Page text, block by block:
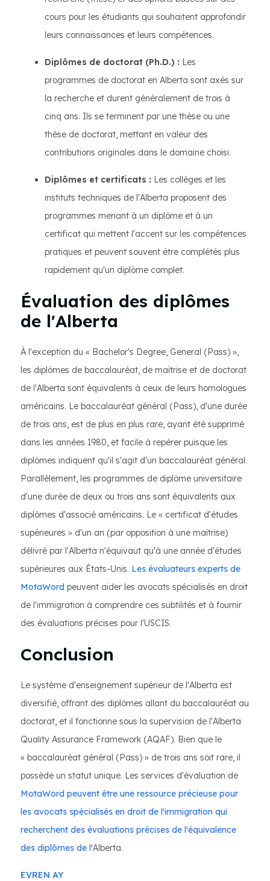
cours pour les étudiants qui souhaitent approfondir
leurs connaissances et leurs compétences.
Diplômes de doctorat (Ph.D.) : Les
programmes de doctorat en Alberta sont axés sur
la recherche et durent généralement de trois à
cinq ans. Ils se terminent par une thèse ou une
thèse de doctorat, mettant en valeur des
contributions originales dans le domaine choisi.
Diplômes et certificats : Les collèges et les
instituts techniques de l'Alberta proposent des
programmes menant à un diplôme et à un
certificat qui mettent l'accent sur les compétences
pratiques et peuvent souvent être complétés plus
rapidement qu'un diplôme complet.
Évaluation des diplômes
de l'Alberta
À l'exception du « Bachelor's Degree, General (Pass) »,
les diplômes de baccalauréat, de maîtrise et de doctorat
de l'Alberta sont équivalents à ceux de leurs homologues
américains. Le baccalauréat général (Pass), d'une durée
de trois ans, est de plus en plus rare, ayant été supprimé
dans les années 1980, et facile à repérer puisque les
diplômes indiquent qu'il s'agit d'un baccalauréat général.
Parallèlement, les programmes de diplôme universitaire
d'une durée de deux ou trois ans sont équivalents aux
diplômes d'associé américains. Le « certificat d'études
supérieures » d'un an (par opposition à une maîtrise)
délivré par l'Alberta n'équivaut qu'à une année d'études
supérieures aux États-Unis. Les évaluateurs experts de
MotaWord peuvent aider les avocats spécialisés en droit
de l'immigration à comprendre ces subtilités et à fournir
des évaluations précises pour l'USCIS.
Conclusion
Le système d'enseignement supérieur de l'Alberta est
diversifié, offrant des diplômes allant du baccalauréat au
doctorat, et il fonctionne sous la supervision de l'Alberta
Quality Assurance Framework (AQAF). Bien que le
« baccalauréat général (Pass) » de trois ans soit rare, il
possède un statut unique. Les services d'évaluation de
MotaWord peuvent être une ressource précieuse pour
les avocats spécialisés en droit de l'immigration qui
recherchent des évaluations précises de l'équivalence
des diplômes de l'Alberta.
EVREN AY